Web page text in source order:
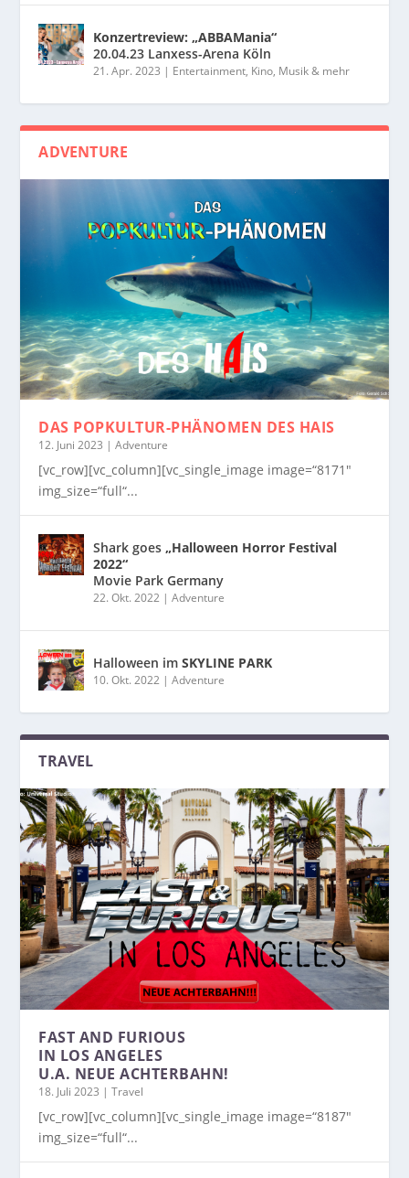
Konzertreview: „ABBAMania“
20.04.23 Lanxess-Arena Köln
21. Apr. 2023 | Entertainment, Kino, Musik & mehr
ADVENTURE
DAS POPKULTUR-PHÄNOMEN DES HAIS
12. Juni 2023 |Adventure
[vc_row][vc_column][vc_single_image image=“8171″
img_size=“full“...
Shark goes„Halloween Horror Festival
2022“
Movie Park Germany
22. Okt. 2022 |Adventure
Halloween imSKYLINE PARK
10. Okt. 2022 |Adventure
TRAVEL
FAST AND FURIOUS
IN LOS ANGELES
U.A. NEUE ACHTERBAHN!
18. Juli 2023 |Travel
[vc_row][vc_column][vc_single_image image=“8187″
img_size=“full“...